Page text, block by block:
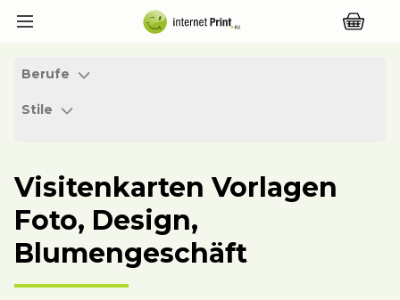
Berufe
Stile
Visitenkarten Vorlagen
Foto, Design,
Blumengeschäft